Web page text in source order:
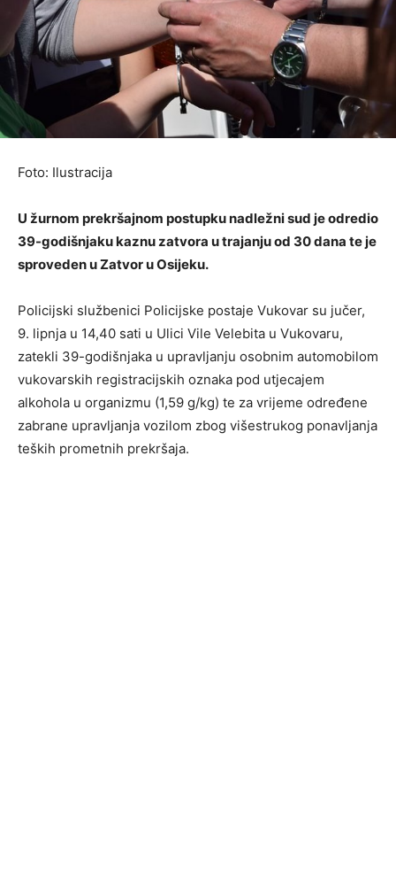
Foto: Ilustracija
U žurnom prekršajnom postupku nadležni sud je odredio
39-godišnjaku kaznu zatvora u trajanju od 30 dana te je
sproveden u Zatvor u Osijeku.
Policijski službenici Policijske postaje Vukovar su jučer,
9. lipnja u 14,40 sati u Ulici Vile Velebita u Vukovaru,
zatekli 39-godišnjaka u upravljanju osobnim automobilom
vukovarskih registracijskih oznaka pod utjecajem
alkohola u organizmu (1,59 g/kg) te za vrijeme određene
zabrane upravljanja vozilom zbog višestrukog ponavljanja
teških prometnih prekršaja.